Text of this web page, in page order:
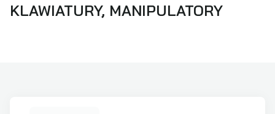
KLAWIATURY, MANIPULATORY